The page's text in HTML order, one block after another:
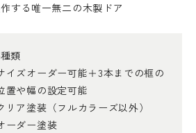
する唯一無二の木製ドア
類
イズオーダー可能＋3本までの框の
置や幅の設定可能
リア塗装（フルカラーズ以外）
ーダー塗装